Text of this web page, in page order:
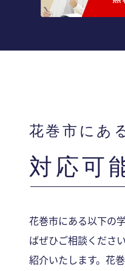
花巻市にあ
対応可
花巻市にある以下の
ばぜひご相談くださ
紹介いたします。花